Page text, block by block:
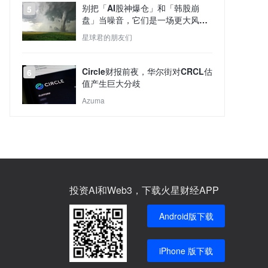
5
别把「AI股神爆仓」和「韩股崩
盘」当噪音，它们是一场更大风暴
的预演
星球君的朋友们
6
Circle财报前夜，华尔街对CRCL估
值产生巨大分歧
Azuma
投资AI和Web3，下载火星财经APP
Android版下载
iPhone 版下载